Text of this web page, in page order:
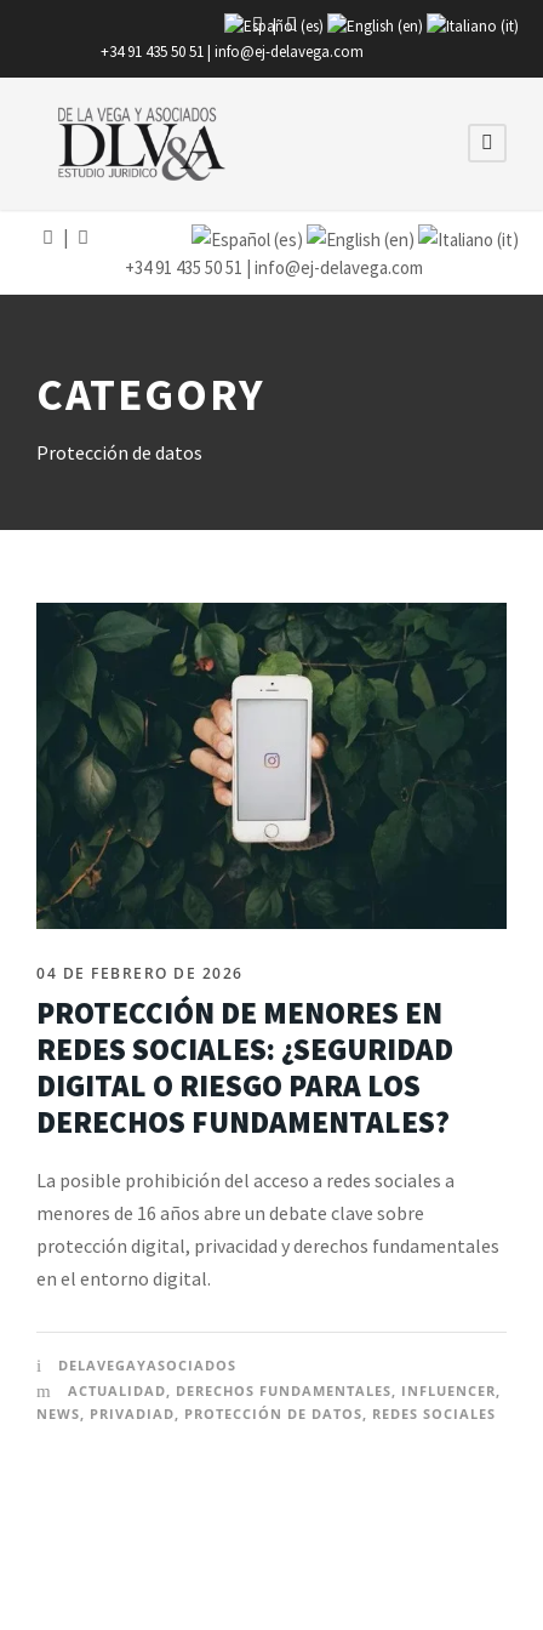
|
+34 91 435 50 51 | info@ej-delavega.com
+34 91 435 50 51 | info@ej-delavega.com
CATEGORY
Protección de datos
04 DE FEBRERO DE 2026
PROTECCIÓN DE MENORES EN
REDES SOCIALES: ¿SEGURIDAD
DIGITAL O RIESGO PARA LOS
DERECHOS FUNDAMENTALES?
La posible prohibición del acceso a redes sociales a
menores de 16 años abre un debate clave sobre
protección digital, privacidad y derechos fundamentales
en el entorno digital.
DELAVEGAYASOCIADOS
ACTUALIDAD
DERECHOS FUNDAMENTALES INFLUENCER
NEWS, PRIVADIAD, PROTECCIÓN DE DATOS, REDES SOCIALES